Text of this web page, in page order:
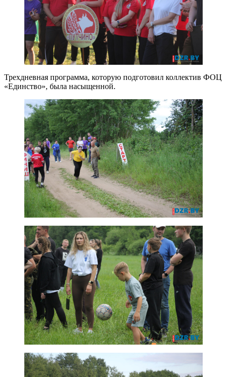
Трехдневная программа, которую подготовил коллектив ФОЦ
«Единство», была насыщенной.